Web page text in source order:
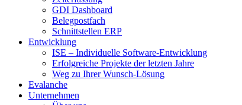
GDI Dashboard
Belegpostfach
Schnittstellen ERP
Entwicklung
ISE – Individuelle Software-Entwicklung
Erfolgreiche Projekte der letzten Jahre
Weg zu Ihrer Wunsch-Lösung
Evalanche
Unternehmen